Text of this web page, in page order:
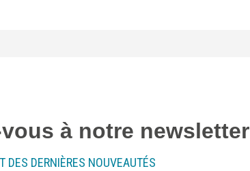
à notre newsletter
DES DERNIÈRES NOUVEAUTÉS